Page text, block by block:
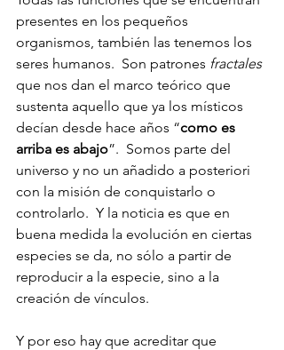
presentes en los pequeños
organismos, también las tenemos los
seres humanos.  Son patrones fractales
que nos dan el marco teórico que
sustenta aquello que ya los místicos
decían desde hace años “como es
arriba es abajo”.  Somos parte del
universo y no un añadido a posteriori
con la misión de conquistarlo o
controlarlo.  Y la noticia es que en
buena medida la evolución en ciertas
especies se da, no sólo a partir de
reproducir a la especie, sino a la
creación de vínculos.
Y por eso hay que acreditar que